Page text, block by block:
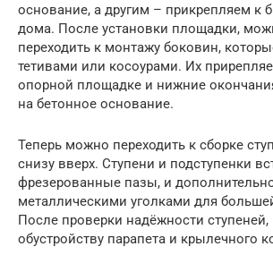
основание, а другим – прикрепляем к
дома. После установки площадки,
переходить к монтажу боковин,
тетивами или косоурами. Их
опорной площадке и нижние
на бетонное основание.
Теперь можно переходить к сборке
снизу вверх. Ступени и подступенки
фрезерованные пазы, и
металлическими уголками для
После проверки надёжности ступеней,
обустройству парапета и крылечного